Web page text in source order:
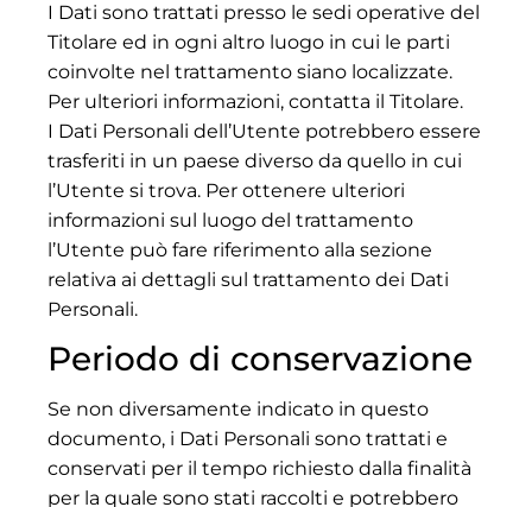
I Dati sono trattati presso le sedi operative del
Titolare ed in ogni altro luogo in cui le parti
coinvolte nel trattamento siano localizzate.
Per ulteriori informazioni, contatta il Titolare.
I Dati Personali dell’Utente potrebbero essere
trasferiti in un paese diverso da quello in cui
l’Utente si trova. Per ottenere ulteriori
informazioni sul luogo del trattamento
l’Utente può fare riferimento alla sezione
relativa ai dettagli sul trattamento dei Dati
Personali.
Periodo di conservazione
Se non diversamente indicato in questo
documento, i Dati Personali sono trattati e
conservati per il tempo richiesto dalla finalità
per la quale sono stati raccolti e potrebbero